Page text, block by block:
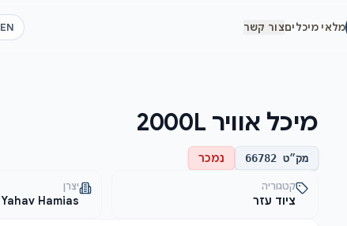
מלאי מיכליםצור קשר EN
מיכל אוויר 2000L
מק״ט 66782 נמכר
קטגוריה
ציוד עזר
יצרן
Yahav Hamias